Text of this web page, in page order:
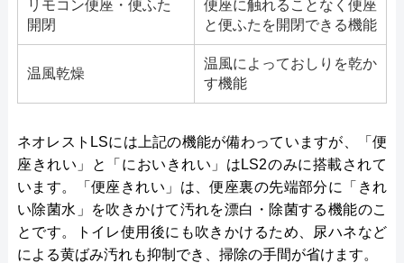
リモコン便座・便ふた
開閉
便座に触れることなく便座
と便ふたを開閉できる機能
温風乾燥
温風によっておしりを乾か
す機能
ネオレストLSには上記の機能が備わっていますが、「便
座きれい」と「においきれい」はLS2のみに搭載されて
います。「便座きれい」は、便座裏の先端部分に「きれ
い除菌水」を吹きかけて汚れを漂白・除菌する機能のこ
とです。トイレ使用後にも吹きかけるため、尿ハネなど
による黄ばみ汚れも抑制でき、掃除の手間が省けます。